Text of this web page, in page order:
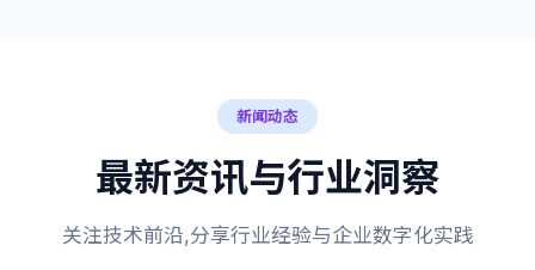
新闻动态
最新资讯与行业洞察
关注技术前沿,分享行业经验与企业数字化实践